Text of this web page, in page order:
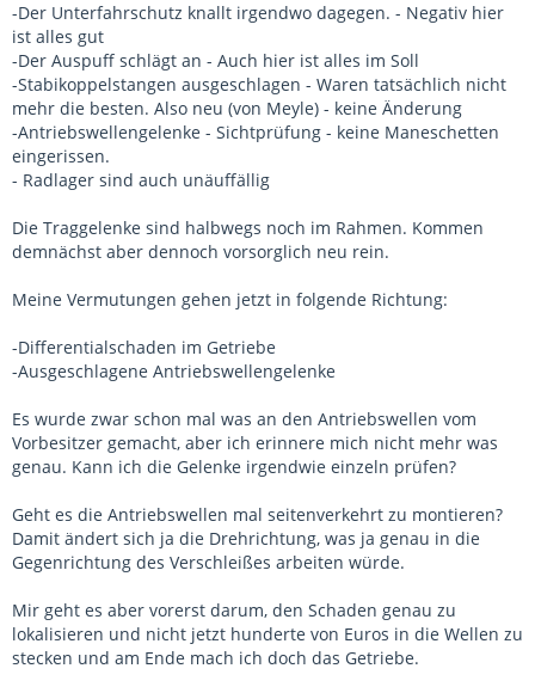
-Der Unterfahrschutz knallt irgendwo dagegen. - Negativ hier
ist alles gut
-Der Auspuff schlägt an - Auch hier ist alles im Soll
-Stabikoppelstangen ausgeschlagen - Waren tatsächlich nicht
mehr die besten. Also neu (von Meyle) - keine Änderung
-Antriebswellengelenke - Sichtprüfung - keine Maneschetten
eingerissen.
- Radlager sind auch unäuffällig
Die Traggelenke sind halbwegs noch im Rahmen. Kommen
demnächst aber dennoch vorsorglich neu rein.
Meine Vermutungen gehen jetzt in folgende Richtung:
-Differentialschaden im Getriebe
-Ausgeschlagene Antriebswellengelenke
Es wurde zwar schon mal was an den Antriebswellen vom
Vorbesitzer gemacht, aber ich erinnere mich nicht mehr was
genau. Kann ich die Gelenke irgendwie einzeln prüfen?
Geht es die Antriebswellen mal seitenverkehrt zu montieren?
Damit ändert sich ja die Drehrichtung, was ja genau in die
Gegenrichtung des Verschleißes arbeiten würde.
Mir geht es aber vorerst darum, den Schaden genau zu
lokalisieren und nicht jetzt hunderte von Euros in die Wellen zu
stecken und am Ende mach ich doch das Getriebe.